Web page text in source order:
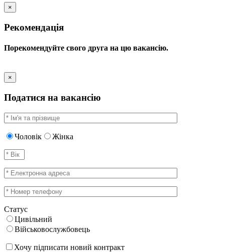
×
Рекомендація
Порекомендуйте свого друга на цю вакансію.
×
Податися на вакансію
Чоловік Жінка
Статус
Цивільний
Військовослужбовець
Хочу підписати новий контракт